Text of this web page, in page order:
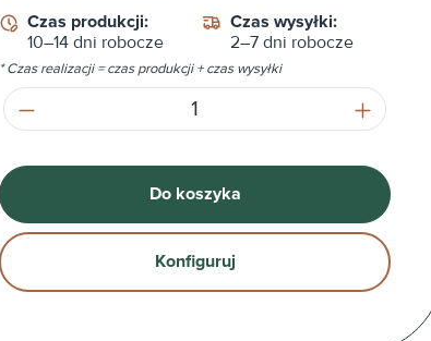
Czas produkcji:
10–14 dni robocze
Czas wysyłki:
2–7 dni robocze
* Czas realizacji = czas produkcji + czas wysyłki
Ilość produktu: Wprowadź żądaną
Do koszyka
Konfiguruj